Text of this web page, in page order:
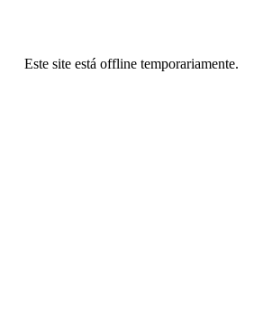
Este site está offline temporariamente.